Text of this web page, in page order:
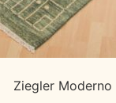
Ziegler Moderno